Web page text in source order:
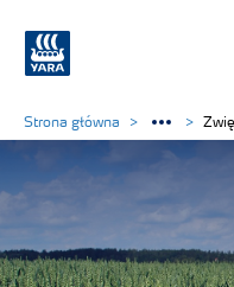
Strona główna